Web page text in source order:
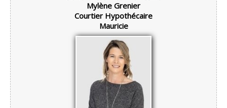
Mylène Grenier
Courtier Hypothécaire
Mauricie